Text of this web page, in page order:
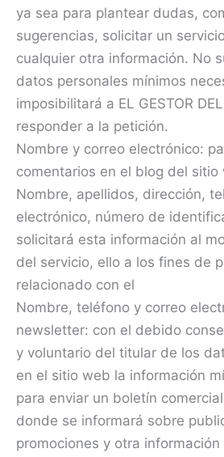
ya sea para plantear dudas,
sugerencias, solicitar un
cualquier otra información. No
datos personales mínimos
imposibilitará a EL GESTOR
responder a la petición.
Nombre y correo electrónico:
comentarios en el blog del sitio
Nombre, apellidos, dirección,
electrónico, número de
solicitará esta información al
del servicio, ello a los fines de
relacionado con el
Nombre, teléfono y correo
newsletter: con el debido
y voluntario del titular de los
en el sitio web la información
para enviar un boletín
donde se informará sobre
promociones y otra